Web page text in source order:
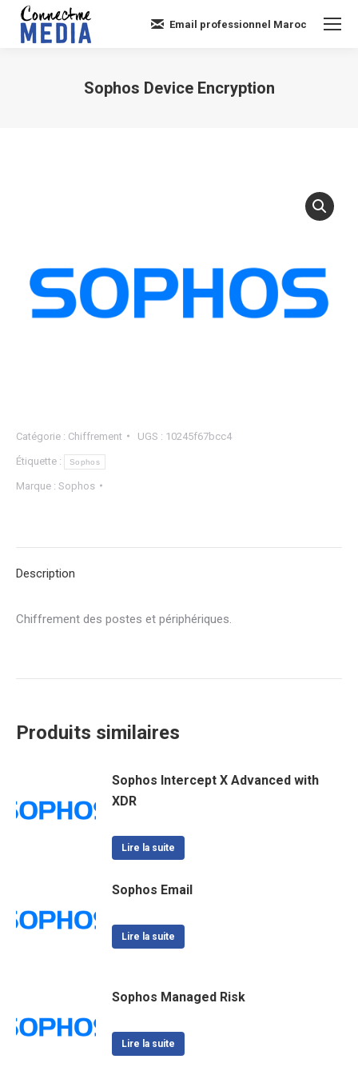
Email professionnel Maroc
Sophos Device Encryption
Catégorie : Chiffrement UGS : 10245f67bcc4
Étiquette : Sophos
Marque : Sophos
Description
Chiffrement des postes et périphériques.
Produits similaires
Sophos Intercept X Advanced with
XDR
Lire la suite
Sophos Email
Lire la suite
Sophos Managed Risk
Lire la suite